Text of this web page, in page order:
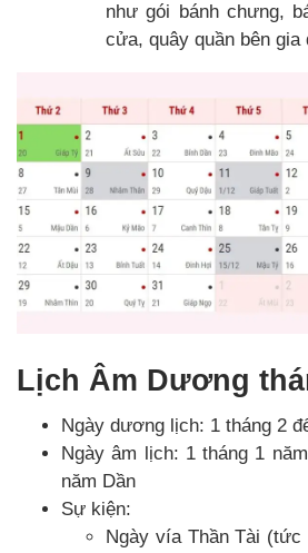
như gói bánh chưng,
cửa, quây quần bên gia
Lịch Âm Dương
Ngày dương lịch: 1 tháng 2
Ngày âm lịch: 1 tháng 1
năm Dần
Sự kiện:
Ngày vía Thần Tài (tức